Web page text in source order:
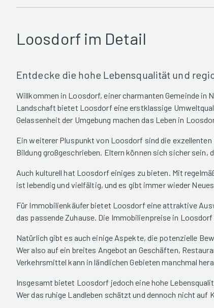
Loosdorf im Detail
Entdecke die hohe Lebensqualität und
Willkommen in Loosdorf, einer charmanten Gemeinde in
Landschaft bietet Loosdorf eine erstklassige
Gelassenheit der Umgebung machen das Leben in
Ein weiterer Pluspunkt von Loosdorf sind die
Bildung großgeschrieben. Eltern können sich sicher
Auch kulturell hat Loosdorf einiges zu bieten. Mit
ist lebendig und vielfältig, und es gibt immer wieder
Für Immobilienkäufer bietet Loosdorf eine attraktive
das passende Zuhause. Die Immobilienpreise in
Natürlich gibt es auch einige Aspekte, die potenzielle
Wer also auf ein breites Angebot an Geschäften,
Verkehrsmittel kann in ländlichen Gebieten manchmal
Insgesamt bietet Loosdorf jedoch eine hohe
Wer das ruhige Landleben schätzt und dennoch nicht